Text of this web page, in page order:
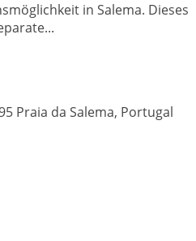
in Salema. Dieses
Praia da Salema, Portugal